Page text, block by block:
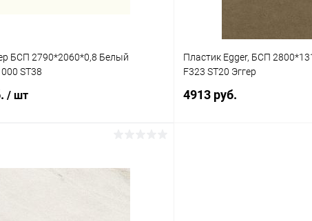
БСП 2790*2060*0,8 Белый
ST38
/ шт
Пластик Egger, БСП
F323 ST20 Эггер
4913 руб.